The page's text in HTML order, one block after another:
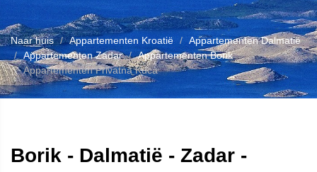
Naar huis Appartementen Kroatië
Appartementen Dalmatië
Appartementen Zadar
Appartementen Borik
Appartementen Privatna Kuca
Borik - Dalmatië - Zadar -